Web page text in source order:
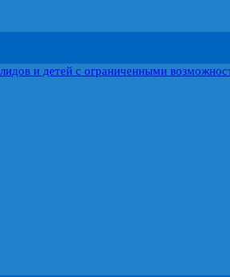
и детей с ограниченными